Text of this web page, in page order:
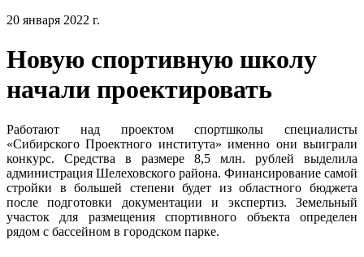
20 января 2022 г.
Новую спортивную школу
начали проектировать
Работают над проектом спортшколы специалисты
«Сибирского Проектного института» именно они выиграли
конкурс. Средства в размере 8,5 млн. рублей выделила
администрация Шелеховского района. Финансирование самой
стройки в большей степени будет из областного бюджета
после подготовки документации и экспертиз. Земельный
участок для размещения спортивного объекта определен
рядом с бассейном в городском парке.